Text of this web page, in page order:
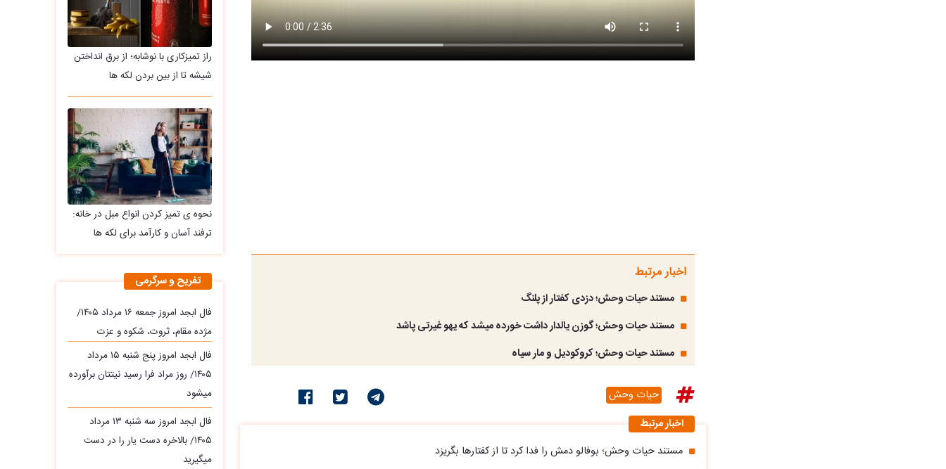
اخبار مرتبط
مستند حیات وحش؛ دزدی کفتار از پلنگ
مستند حیات وحش؛ گوزن یالدار داشت خورده میشد که یهو غیرتی پاشد
مستند حیات وحش؛ کروکودیل و مار سیاه
حیات وحش
اخبار مرتبط
مستند حیات وحش؛ بوفالو دمش را فدا کرد تا از کفتارها بگریزد
راز تمیزکاری با نوشابه؛ از برق انداختن
شیشه تا از بین بردن لکه ها
نحوه ی تمیز کردن انواع مبل در خانه:
ترفند آسان و کارآمد برای لکه ها
تفریح و سرگرمی
فال ابجد امروز جمعه ۱۶ مرداد ۱۴۰۵/
مژده مقام، ثروت، شکوه و عزت
فال ابجد امروز پنج شنبه ۱۵ مرداد
۱۴۰۵/ روز مراد فرا رسید نیتتان برآورده
میشود
فال ابجد امروز سه‌ شنبه ۱۳ مرداد
۱۴۰۵/ بالاخره دست یار را در دست
میگیرید